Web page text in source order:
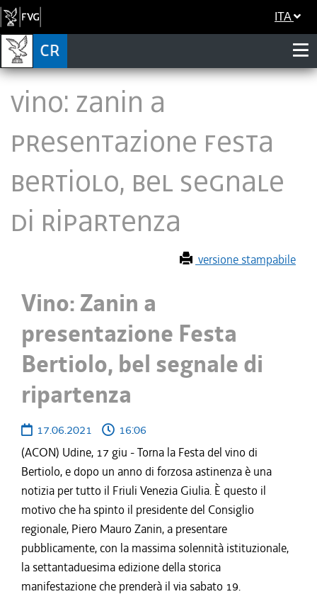
ITA
Vino: Zanin a
presentazione Festa
Bertiolo, bel segnale
di ripartenza
versione stampabile
Vino: Zanin a
presentazione Festa
Bertiolo, bel segnale di
ripartenza
17.06.2021
16:06
(ACON) Udine, 17 giu - Torna la Festa del vino di
Bertiolo, e dopo un anno di forzosa astinenza è una
notizia per tutto il Friuli Venezia Giulia. È questo il
motivo che ha spinto il presidente del Consiglio
regionale, Piero Mauro Zanin, a presentare
pubblicamente, con la massima solennità istituzionale,
la settantaduesima edizione della storica
manifestazione che prenderà il via sabato 19.